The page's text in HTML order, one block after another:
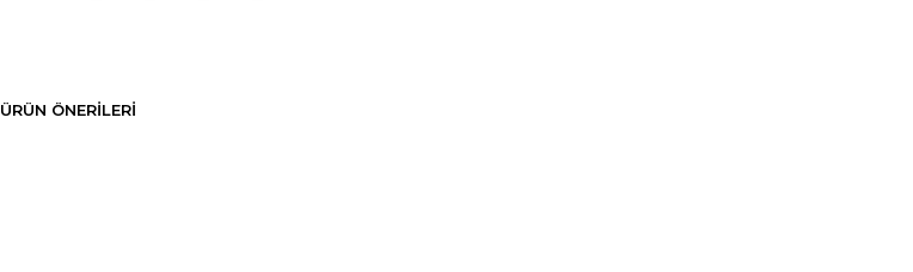
ÜRÜN ÖNERILERI